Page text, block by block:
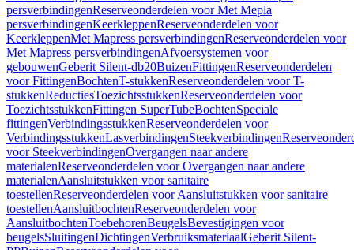
persverbindingenReserveonderdelen voor Met Mepla
persverbindingenKeerkleppenReserveonderdelen voor
KeerkleppenMet Mapress persverbindingenReserveonderdelen voor
Met Mapress persverbindingenAfvoersystemen voor
gebouwenGeberit Silent-db20BuizenFittingenReserveonderdelen
voor FittingenBochtenT-stukkenReserveonderdelen voor T-
stukkenReductiesToezichtsstukkenReserveonderdelen voor
ToezichtsstukkenFittingen SuperTubeBochtenSpeciale
fittingenVerbindingsstukkenReserveonderdelen voor
VerbindingsstukkenLasverbindingenSteekverbindingen
voor SteekverbindingenOvergangen naar andere
materialenReserveonderdelen voor Overgangen naar andere
materialenAansluitstukken voor sanitaire
toestellenReserveonderdelen voor Aansluitstukken voor sanitaire
toestellenAansluitbochtenReserveonderdelen voor
AansluitbochtenToebehorenBeugelsBevestigingen voor
beugelsSluitingenDichtingenVerbruiksmateriaalGeberit Silent-